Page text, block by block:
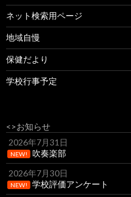
ネット検索用ページ
地域自慢
保健だより
学校行事予定
<>お知らせ
2026年7月31日
NEW!
吹奏楽部
2026年7月30日
NEW!
学校評価アンケート